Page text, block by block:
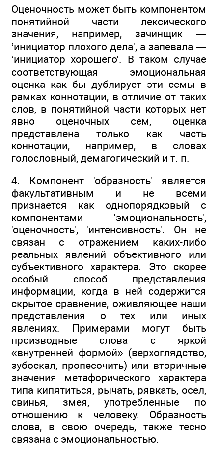
Оценочность может быть компонентом
понятийной части лексического
значения, например, зачинщик —
‘инициатор плохого дела', а запевала —
‘инициатор хорошего'. В таком случае
соответствующая эмоциональная
оценка как бы дублирует эти семы в
рамках коннотации, в отличие от таких
слов, в понятийной части которых нет
явно оценочных сем, оценка
представлена только как часть
коннотации, например, в словах
голословный, демагогический и т. п.
4. Компонент 'образность' является
факультативным и не всеми
признается как однопорядковый с
компонентами 'эмоциональность',
'оценочность', 'интенсивность'. Он не
связан с отражением каких-либо
реальных явлений объективного или
субъективного характера. Это скорее
особый способ представления
информации, когда в ней содержится
скрытое сравнение, оживляющее наши
представления о тех или иных
явлениях. Примерами могут быть
производные слова с яркой
«внутренней формой» (верхоглядство,
зубоскал, пропесочить) или вторичные
значения метафорического характера
типа кипятиться, рычать, рявкать, осел,
свинья, змея, употребленные по
отношению к человеку. Образность
слова, в свою очередь, также тесно
связана с эмоциональностью.